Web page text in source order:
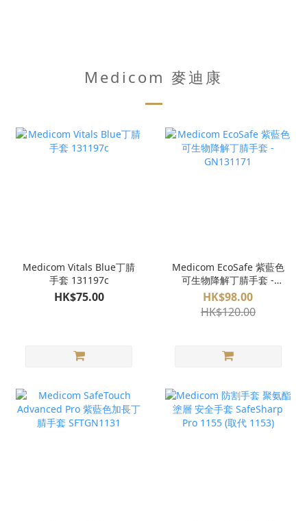
Medicom 麥迪康
Medicom Vitals Blue丁腈
手套 131197c
HK$75.00
Medicom EcoSafe 紫藍色
可生物降解丁腈手套 -
GN131171
HK$98.00
HK$120.00